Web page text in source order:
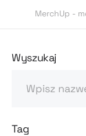
MerchUp -
Wyszukaj
Tag